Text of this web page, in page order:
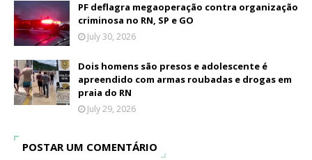
PF deflagra megaoperação contra organização
criminosa no RN, SP e GO
July 30, 2026
Dois homens são presos e adolescente é
apreendido com armas roubadas e drogas em
praia do RN
July 29, 2026
POSTAR UM COMENTÁRIO